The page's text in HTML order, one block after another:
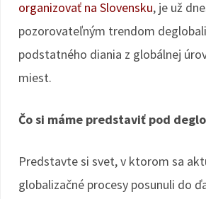
organizovať na Slovensku, je už
pozorovateľným trendom
podstatného diania z globálnej
miest.
Čo si máme predstaviť pod
Predstavte si svet, v ktorom sa
globalizačné procesy posunuli do